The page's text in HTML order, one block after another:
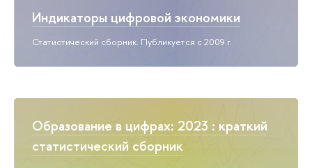
Индикаторы цифровой экономики
Статистический сборник. Публикуется с 2009 г.
Образование в цифрах: 2023 : краткий
статистический сборник